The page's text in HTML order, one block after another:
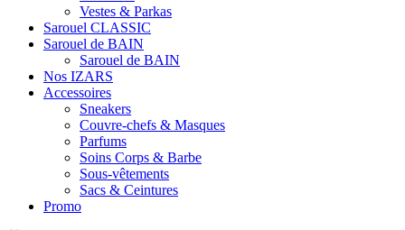
Vestes & Parkas
Sarouel CLASSIC
Sarouel de BAIN
Sarouel de BAIN
Nos IZARS
Accessoires
Sneakers
Couvre-chefs & Masques
Parfums
Soins Corps & Barbe
Sous-vêtements
Sacs & Ceintures
Promo